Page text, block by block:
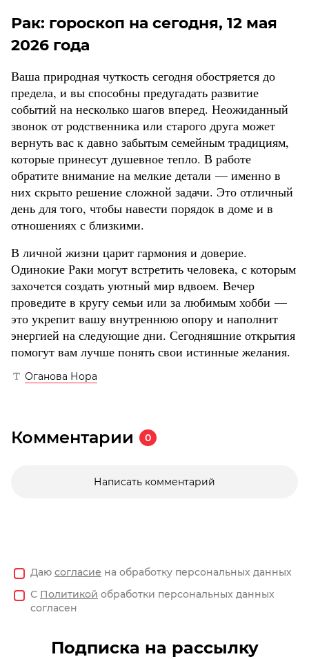
Рак: гороскоп на сегодня, 12 мая
2026 года
Ваша природная чуткость сегодня обостряется до
предела, и вы способны предугадать развитие
событий на несколько шагов вперед. Неожиданный
звонок от родственника или старого друга может
вернуть вас к давно забытым семейным традициям,
которые принесут душевное тепло. В работе
обратите внимание на мелкие детали — именно в
них скрыто решение сложной задачи. Это отличный
день для того, чтобы навести порядок в доме и в
отношениях с близкими.
В личной жизни царит гармония и доверие.
Одинокие Раки могут встретить человека, с которым
захочется создать уютный мир вдвоем. Вечер
проведите в кругу семьи или за любимым хобби —
это укрепит вашу внутреннюю опору и наполнит
энергией на следующие дни. Сегодняшние открытия
помогут вам лучше понять свои истинные желания.
Оганова Нора
Комментарии 0
Написать комментарий
Даю согласие на обработку персональных данных
С Политикой обработки персональных данных
согласен
Подписка на рассылку